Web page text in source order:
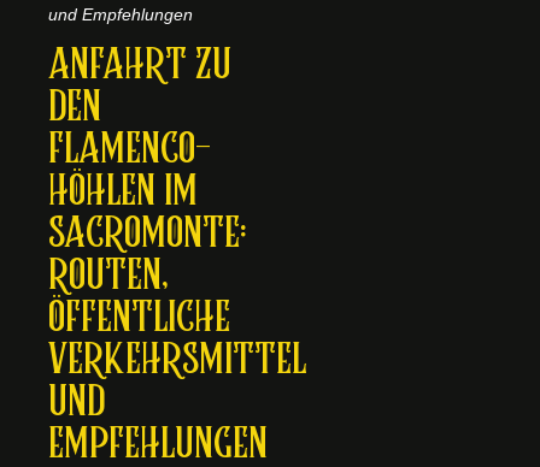
und Empfehlungen
ANFAHRT ZU
DEN
FLAMENCO-
HÖHLEN IM
SACROMONTE:
ROUTEN,
ÖFFENTLICHE
VERKEHRSMITTEL
UND
EMPFEHLUNGEN